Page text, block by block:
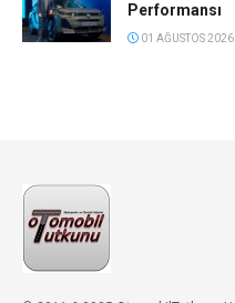
Performansı
01 AĞUSTOS 2026